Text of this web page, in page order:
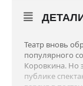
Театр вновь
популярного
Коровкина. Но
публике